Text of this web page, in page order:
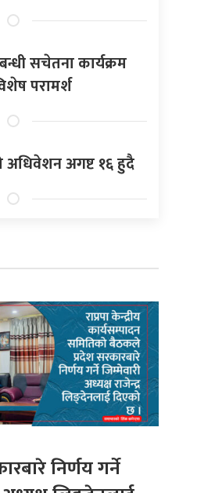
सचेतना कार्यक्रम
परामर्श
अधिवेशन अगष्ट १६ हुदै
निर्णय गर्ने